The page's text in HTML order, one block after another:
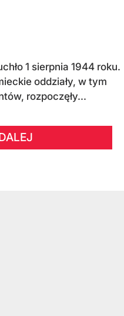
1 sierpnia 1944 roku.
oddziały, w tym
rozpoczęły...